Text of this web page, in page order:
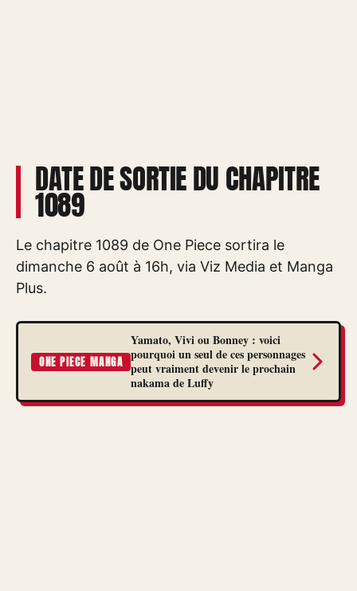
DATE DE SORTIE DU CHAPITRE
1089
Le chapitre 1089 de One Piece sortira le
dimanche 6 août à 16h, via Viz Media et Manga
Plus.
ONE PIECE MANGA
Yamato, Vivi ou Bonney : voici
pourquoi un seul de ces personnages
peut vraiment devenir le prochain
nakama de Luffy